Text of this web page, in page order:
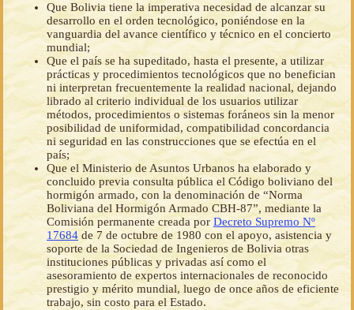
Que Bolivia tiene la imperativa necesidad de alcanzar su
desarrollo en el orden tecnológico, poniéndose en la
vanguardia del avance científico y técnico en el concierto
mundial;
Que el país se ha supeditado, hasta el presente, a utilizar
prácticas y procedimientos tecnológicos que no benefician
ni interpretan frecuentemente la realidad nacional, dejando
librado al criterio individual de los usuarios utilizar
métodos, procedimientos o sistemas foráneos sin la menor
posibilidad de uniformidad, compatibilidad concordancia
ni seguridad en las construcciones que se efectúa en el
país;
Que el Ministerio de Asuntos Urbanos ha elaborado y
concluido previa consulta pública el Código boliviano del
hormigón armado, con la denominación de “Norma
Boliviana del Hormigón Armado CBH-87”, mediante la
Comisión permanente creada por Decreto Supremo Nº
17684de 7 de octubre de 1980 con el apoyo, asistencia y
soporte de la Sociedad de Ingenieros de Bolivia otras
instituciones públicas y privadas así como el
asesoramiento de expertos internacionales de reconocido
prestigio y mérito mundial, luego de once años de eficiente
trabajo, sin costo para el Estado.